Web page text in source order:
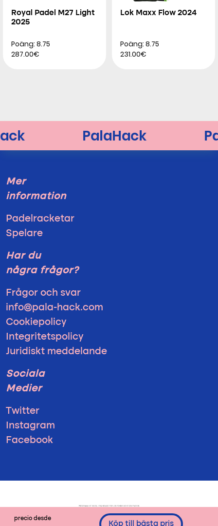
precio desde
Köp till bästa pris
Royal Padel M27 Light
2025
Poäng: 8.75
287.00€
Lok Maxx Flow 2024
Poäng: 8.75
231.00€
Mer
information
Padelracketar
Spelare
Har du
några frågor?
Frågor och svar
info@pala-hack.com
Cookiepolicy
Integritetspolicy
Juridiskt meddelande
Sociala
Medier
Twitter
Instagram
Facebook